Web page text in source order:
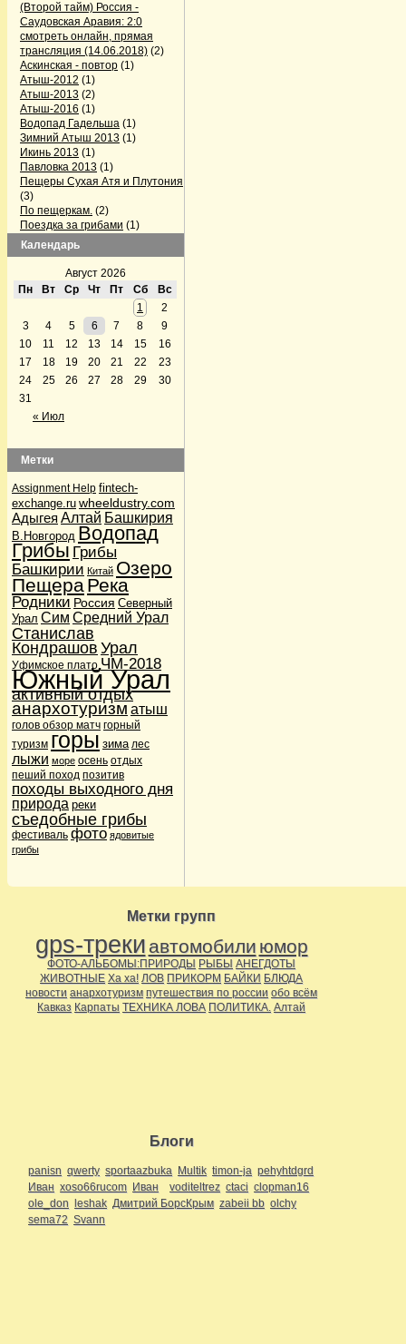
(Второй тайм) Россия -
Саудовская Аравия: 2:0
смотреть онлайн, прямая
трансляция (14.06.2018) (2)
Аскинская - повтор (1)
Атыш-2012 (1)
Атыш-2013 (2)
Атыш-2016 (1)
Водопад Гадельша (1)
Зимний Атыш 2013 (1)
Икинь 2013 (1)
Павловка 2013 (1)
Пещеры Сухая Атя и Плутония
(3)
По пещеркам. (2)
Поездка за грибами (1)
Поездка на Павловку
Поездка по пещерам
Челябинской области
Серпиевский пещерный град
Firefox готовит конкурента Skype
(1)
GPS-треки с интернета
(1)
Альпинизм (5)
Байки Семена Воваблина(2)
Барахолка
Лыжи, сноуборды
Грибные места
Дары природы(36)
По грибы да по ягоды(32)
По грибы да по ягоды(1)
Рыбалка(2)
Дела семейные(2)
Дети в походе(36)
Дикие звери(1)
Карты и навигация(3)
Навигаторы GPS(2)
Кулинария(8)
Подножный корм(2)
Лыжи и сноуборды
Лыжи и сноуборды(1)
Мы(16047)
Наши питомцы(3)
Кошки(2)
Собаки(1)
Новости(21)
Поговорим о сайте(4)
Происшествия(5)
Терки (1)
Шутки и юмор(2)
Пешеходы (10)
Привал(5)
Фото- и видеосъемка(1)
Природа(112)
Водопады
Ближние вылазки (126)
Дальние страны(11)
Около города(16)
По стране(15)
Регионы(63)
Поволжье (47)
Спелеология(20)
Сплавщики(8)
Творчество (6)
Творчество. (2)
Технические средства
Календарь
Август 2026
Пн
Вт Ср Чт Пт Сб Вс
« Июл
1
2
3
4 5 6 7 8
9
10
11 12 13 14 15
16
17
18 19 20 21 22
23
24
25 26 27 28 29
30
31
Метки
Assignment Help fintech-
exchange.ru wheeldustry.com
Адыгея Алтай Башкирия
В.Новгород Водопад
Грибы Грибы
Башкирии Китай Озеро
ПещераРека
Родники Россия Северный
Урал Сим Средний Урал
Станислав
Кондрашов Урал
Уфимское плато ЧМ-2018
Южный Урал
активный отдых
анархотуризм атыш
голов обзор матч горный
туризм горы зима лес
лыжи море осень отдых
пеший поход позитив
походы выходного дня
природа реки
съедобные грибы
фестиваль фото ядовитые
грибы
Метки групп
gps-треки автомобили юмор
ФОТО-АЛЬБОМЫ:ПРИРОДЫ РЫБЫ АНЕГДОТЫ
ЖИВОТНЫЕ Ха ха! ЛОВ ПРИКОРМ БАЙКИ БЛЮДА
новости анархотуризм путешествия по россии обо всём
Кавказ Карпаты ТЕХНИКА ЛОВА ПОЛИТИКА. Алтай
Блоги
panisn qwerty sportaazbuka Multik timon-ja pehyhtdgrd
Иван xoso66rucom Иван voditeltrez ctaci clopman16
ole_don leshak Дмитрий БорсКрым zabeii bb olchy
sema72 Svann